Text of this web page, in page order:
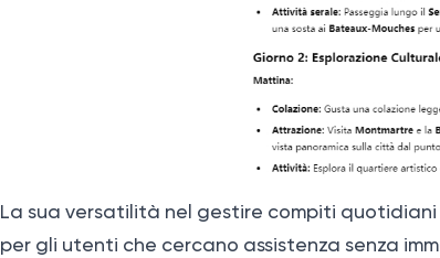
La sua versatilità nel gestire compiti
per gli utenti che cercano assistenza senza